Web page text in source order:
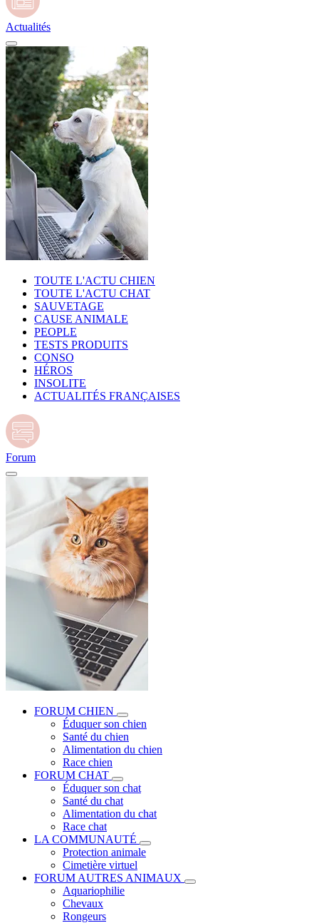
Actualités
TOUTE L'ACTU CHIEN
TOUTE L'ACTU CHAT
SAUVETAGE
CAUSE ANIMALE
PEOPLE
TESTS PRODUITS
CONSO
HÉROS
INSOLITE
ACTUALITÉS FRANÇAISES
Forum
FORUM CHIEN
Éduquer son chien
Santé du chien
Alimentation du chien
Race chien
FORUM CHAT
Éduquer son chat
Santé du chat
Alimentation du chat
Race chat
LA COMMUNAUTÉ
Protection animale
Cimetière virtuel
FORUM AUTRES ANIMAUX
Aquariophilie
Chevaux
Rongeurs